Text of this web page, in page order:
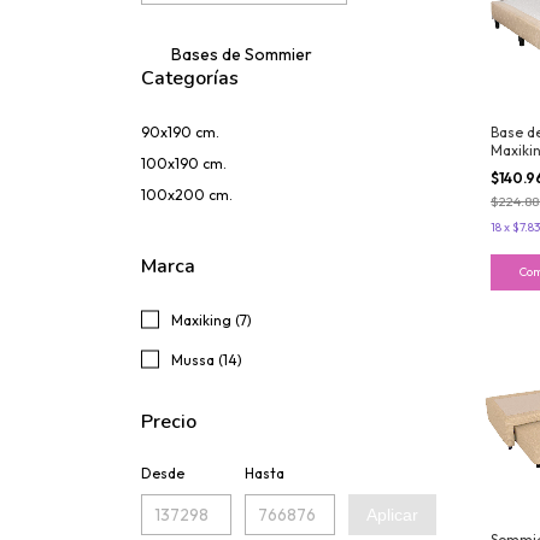
Bases de Sommier
Categorías
90x190 cm.
100x190 cm.
100x200 cm.
Marca
Maxiking (7)
Mussa (14)
Precio
Desde Hasta
Aplicar
Base
Plaza y
18x